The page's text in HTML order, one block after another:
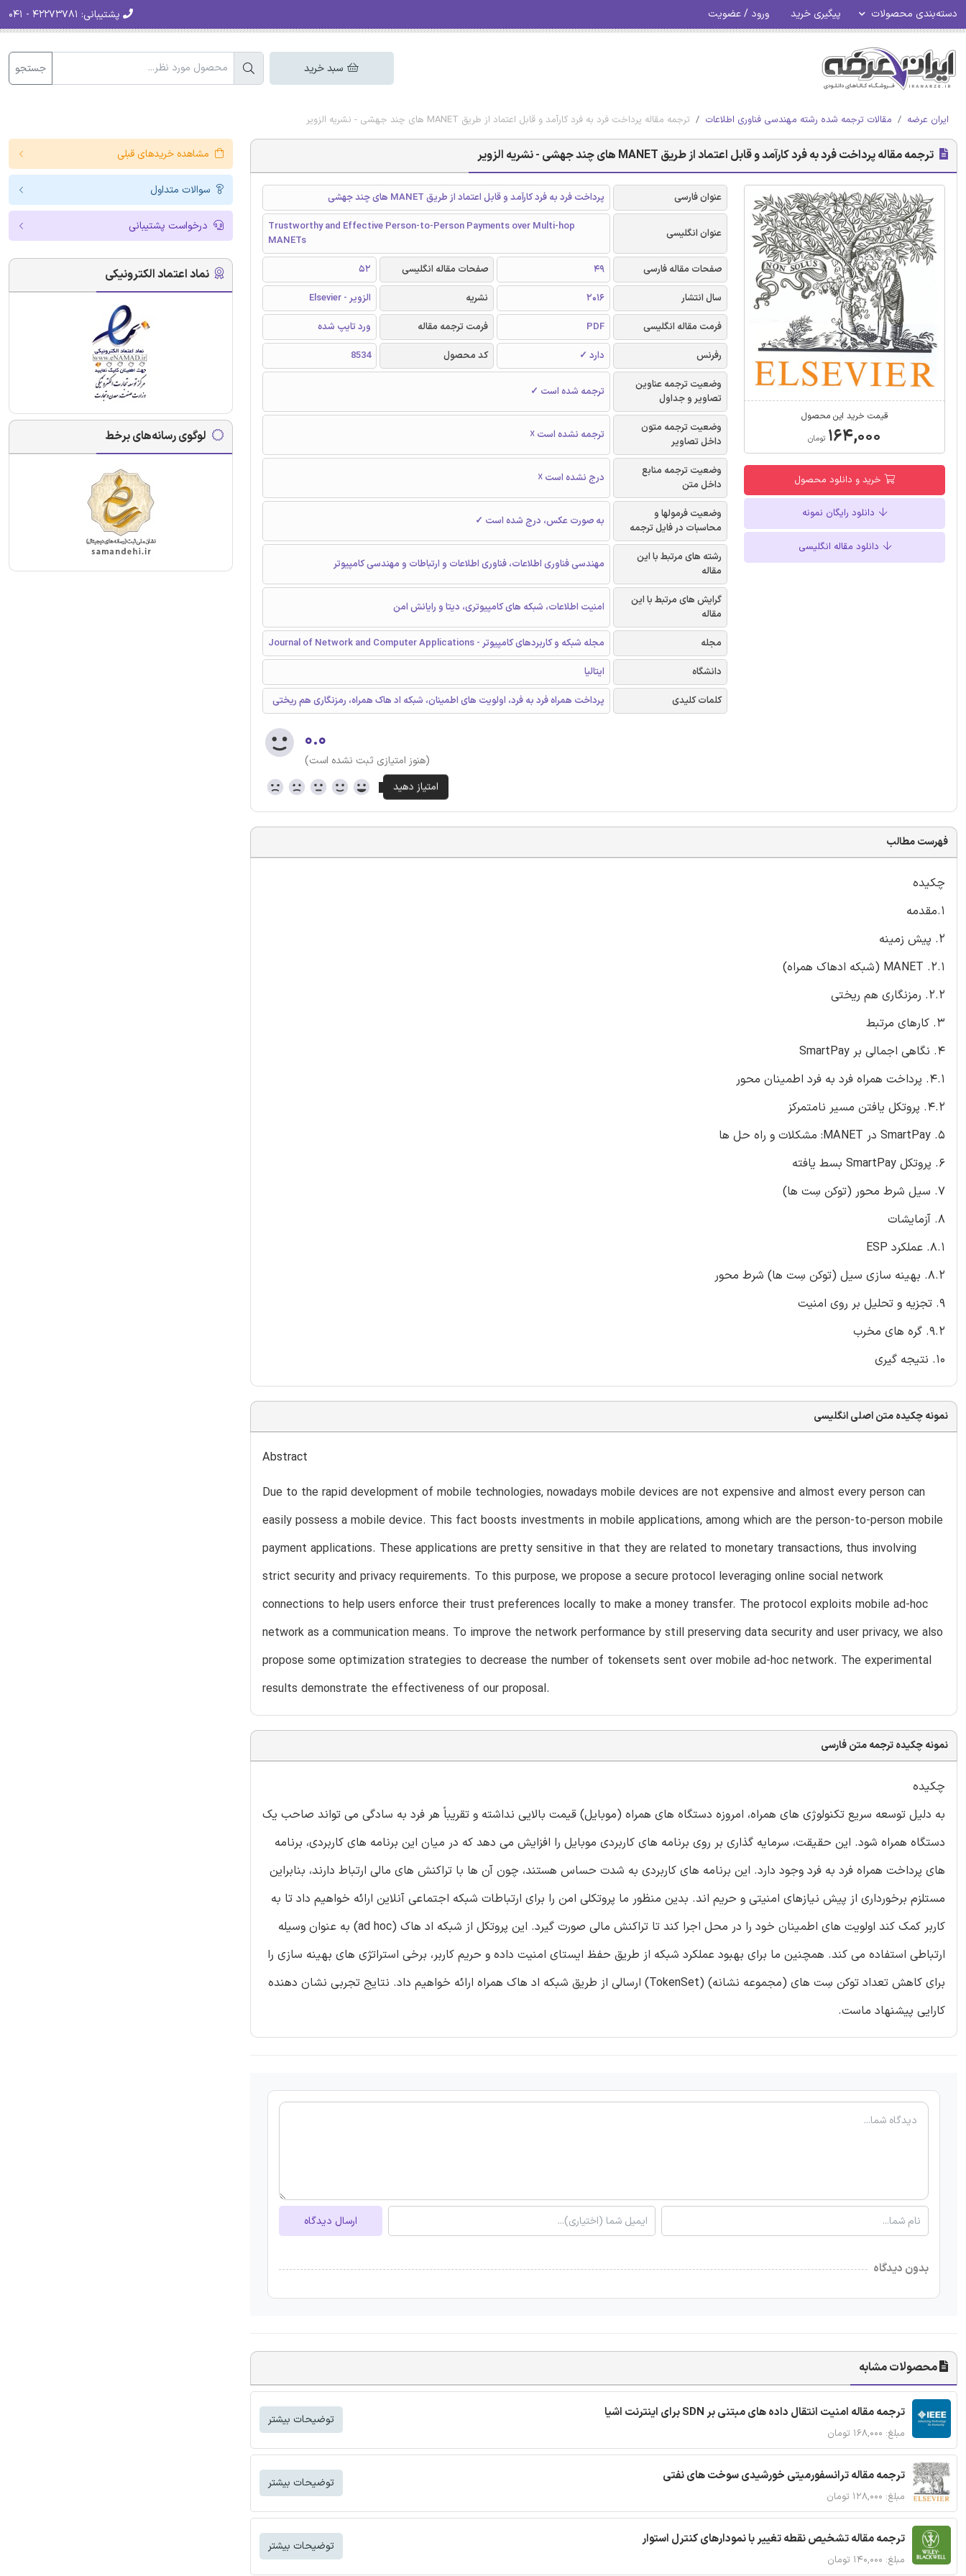
دسته‌بندی محصولات پیگیری خرید ورود / عضویت پشتیبانی:
سبد خرید جستجو
ایران عرضه مقالات ترجمه شده رشته مهندسی فناوری اطلاعات ترجمه مقاله پرداخت فرد به فرد کارآمد و قابل اعتماد از طریق MANET های چند جهشی - نشریه الزویر
ترجمه مقاله پرداخت فرد به فرد کارآمد و قابل اعتماد از طریق MANET های چند جهشی - نشریه الزویر
قیمت خرید این محصول
۱۶۴,۰۰۰ تومان
خرید و دانلود محصول
دانلود رایگان نمونه
دانلود مقاله انگلیسی
عنوان فارسی پرداخت فرد به فرد کارآمد و قابل اعتماد از طریق MANET های چند جهشی
عنوان انگلیسی
Trustworthy and Effective Person-to-Person Payments over Multi-hop
MANETs
صفحات مقاله فارسی
49 صفحات مقاله انگلیسی
52
سال انتشار
2016 نشریه
الزویر - Elsevier
فرمت مقاله انگلیسی
PDF فرمت ترجمه مقاله
ورد تایپ شده
رفرنس
دارد ✓ کد محصول
8534
وضعیت ترجمه عناوین
تصاویر و جداول
ترجمه شده است ✓
وضعیت ترجمه متون
داخل تصاویر
ترجمه نشده است ☓
وضعیت ترجمه منابع
داخل متن
درج نشده است ☓
وضعیت فرمولها و
محاسبات در فایل ترجمه
به صورت عکس، درج شده است ✓
رشته های مرتبط با این
مقاله
مهندسی فناوری اطلاعات، فناوری اطلاعات و ارتباطات و مهندسی کامپیوتر
گرایش های مرتبط با این
مقاله
امنیت اطلاعات، شبکه های کامپیوتری، دیتا و رایانش امن
مجله
مجله شبکه و کاربردهای کامپیوتر - Journal of Network and Computer Applications
دانشگاه
ایتالیا
کلمات کلیدی
پرداخت همراه فرد به فرد، اولویت های اطمینان، شبکه اد هاک همراه، رمزنگاری هم ریختی
۰.۰
(هنوز امتیازی ثبت نشده است)
فهرست مطالب
چکیده
1.مقدمه
2. پیش زمینه
2.1. MANET (شبکه ادهاک همراه)
2.2. رمزنگاری هم ریختی
3. کارهای مرتبط
4. نگاهی اجمالی بر SmartPay
4.1. پرداخت همراه فرد به فرد اطمینان محور
4.2. پروتکل یافتن مسیر نامتمرکز
5. SmartPay در MANET: مشکلات و راه حل ها
6. پروتکل SmartPay بسط یافته
7. سیل شرط محور (توکن سِت ها)
8. آزمایشات
8.1. عملکرد ESP
8.2. بهینه سازی سیل (توکن سِت ها) شرط محور
9. تجزیه و تحلیل بر روی امنیت
9.2. گره های مخرب
10. نتیجه گیری
نمونه چکیده متن اصلی انگلیسی
Abstract
Due to the rapid development of mobile technologies, nowadays mobile devices are not expensive and almost every person can
easily possess a mobile device. This fact boosts investments in mobile applications, among which are the person-to-person mobile
payment applications. These applications are pretty sensitive in that they are related to monetary transactions, thus involving
strict security and privacy requirements. To this purpose, we propose a secure protocol leveraging online social network
connections to help users enforce their trust preferences locally to make a money transfer. The protocol exploits mobile ad-hoc
network as a communication means. To improve the network performance by still preserving data security and user privacy, we also
propose some optimization strategies to decrease the number of tokensets sent over mobile ad-hoc network. The experimental
results demonstrate the effectiveness of our proposal.
نمونه چکیده ترجمه متن فارسی
چکیده
به دلیل توسعه سریع تکنولوژی های همراه، امروزه دستگاه های همراه (موبایل) قیمت بالایی نداشته و تقریباً هر فرد به سادگی می تواند صاحب یک
دستگاه همراه شود. این حقیقت، سرمایه گذاری بر روی برنامه های کاربردی موبایل را افزایش می دهد که در میان این برنامه های کاربردی، برنامه
های پرداخت همراه فرد به فرد وجود دارد. این برنامه های کاربردی به شدت حساس هستند، چون آن ها با تراکنش های مالی ارتباط دارند، بنابراین
مستلزم برخورداری از پیش نیازهای امنیتی و حریم اند. بدین منظور ما پروتکلی امن را برای ارتباطات شبکه اجتماعی آنلاین ارائه خواهیم داد تا به
کاربر کمک کند اولویت های اطمینان خود را در محل اجرا کند تا تراکنش مالی صورت گیرد. این پروتکل از شبکه اد هاک (ad hoc) به عنوان وسیله
ارتباطی استفاده می کند. همچنین ما برای بهبود عملکرد شبکه از طریق حفظ ایستای امنیت داده و حریم کاربر، برخی استراتژی های بهینه سازی را
برای کاهش تعداد توکن سِت های (مجموعه نشانه) (TokenSet) ارسالی از طریق شبکه اد هاک همراه ارائه خواهیم داد. نتایج تجربی نشان دهنده
کارایی پیشنهاد ماست.
ارسال دیدگاه
بدون دیدگاه
محصولات مشابه
ترجمه مقاله امنیت انتقال داده های مبتنی بر SDN برای اینترنت اشیا
مبلغ: ۱۶۸,۰۰۰ تومان
توضیحات بیشتر
ترجمه مقاله ترانسفورمیتی خورشیدی سوخت های نفتی
مبلغ: ۱۲۸,۰۰۰ تومان
توضیحات بیشتر
ترجمه مقاله تشخیص نقطه تغییر با نمودارهای کنترل استوار
مبلغ: ۱۴۰,۰۰۰ تومان
توضیحات بیشتر
مشاهده خریدهای قبلی
سوالات متداول
درخواست پشتیبانی
نماد اعتماد الکترونیکی
لوگوی رسانه‌های برخط